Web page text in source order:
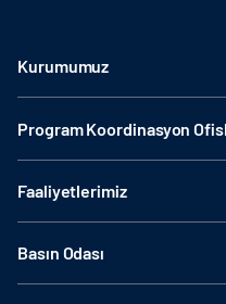
Kurumumuz
Program Koordinasyon
Faaliyetlerimiz
Basın Odası